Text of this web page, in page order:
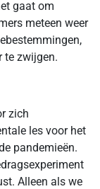
gaat om
meteen weer
te zwijgen.
zich
les voor het
pandemieën.
Alleen als we